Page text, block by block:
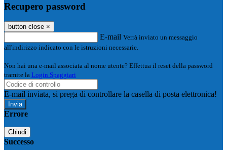
Recupero password
button close ×
E-mail Verrà inviato un messaggio
all'indirizzo indicato con le istruzioni necessarie.
Non hai una e-mail associata al nome utente? Effettua il reset della password
tramite la Login Spaggiari
E-mail inviata, si prega di controllare la casella di posta elettronica!
Errore
Chiudi
Successo